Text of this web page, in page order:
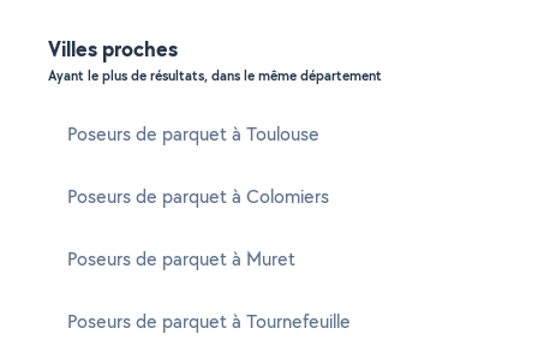
Villes proches
Ayant le plus de résultats, dans le même département
Poseurs de parquet à Toulouse
Poseurs de parquet à Colomiers
Poseurs de parquet à Muret
Poseurs de parquet à Tournefeuille